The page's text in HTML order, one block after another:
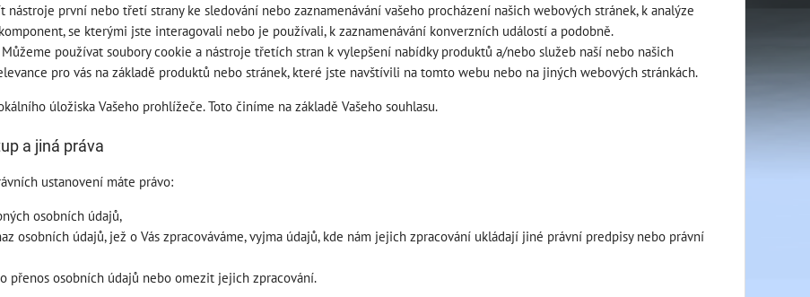
nástroje první nebo třetí strany ke sledování nebo zaznamenávání vašeho procházení našich webových stránek, k analýze
se kterými jste interagovali nebo je používali, k zaznamenávání konverzních událostí a podobně.
Můžeme používat soubory cookie a nástroje třetích stran k vylepšení nabídky produktů a/nebo služeb naší nebo našich
pro vás na základě produktů nebo stránek, které jste navštívili na tomto webu nebo na jiných webových stránkách.
úložiska Vašeho prohlížeče. Toto činíme na základě Vašeho souhlasu.
a jiná práva
ustanovení máte právo:
osobních údajů,
osobních údajů, jež o Vás zpracováváme, vyjma údajů, kde nám jejich zpracování ukládají jiné právní predpisy nebo právní
přenos osobních údajů nebo omezit jejich zpracování.